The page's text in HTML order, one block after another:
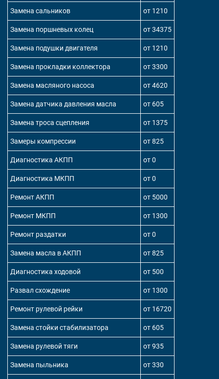
Замена сальников от 1210
Замена поршневых колец от 34375
Замена подушки двигателя от 1210
Замена прокладки коллектора от 3300
Замена масляного насоса от 4620
Замена датчика давления масла от 605
Замена троса сцепления от 1375
Замеры компрессии от 825
Диагностика АКПП от 0
Диагностика МКПП от 0
Ремонт АКПП от 5000
Ремонт МКПП от 1300
Ремонт раздатки от 0
Замена масла в АКПП от 825
Диагностика ходовой от 500
Развал схождение от 1300
Ремонт рулевой рейки от 16720
Замена стойки стабилизатора от 605
Замена рулевой тяги от 935
Замена пыльника от 330